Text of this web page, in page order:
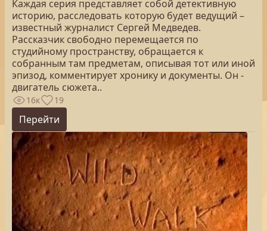
Каждая серия представляет собой детективную
историю, расследовать которую будет ведущий –
известный журналист Сергей Медведев.
Рассказчик свободно перемещается по
студийному пространству, обращается к
собранным там предметам, описывая тот или иной
эпизод, комментирует хронику и документы. Он -
двигатель сюжета..
16к 19
Перейти